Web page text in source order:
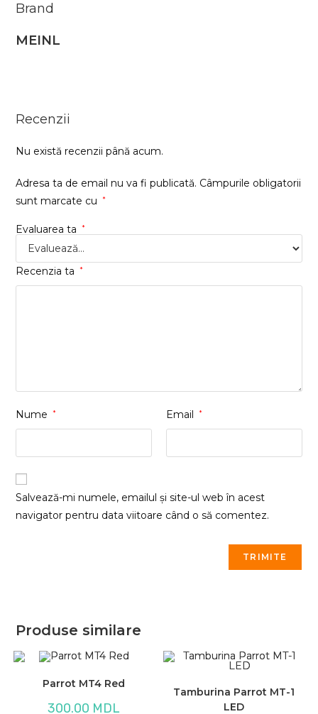
Brand
MEINL
Recenzii
Nu există recenzii până acum.
Adresa ta de email nu va fi publicată. Câmpurile obligatorii
sunt marcate cu
*
Evaluarea ta *
Recenzia ta *
Nume * Email *
Salvează-mi numele, emailul și site-ul web în acest
navigator pentru data viitoare când o să comentez.
Produse similare
Parrot MT4 Red
300.00 MDL
Tamburina Parrot MT-1
LED